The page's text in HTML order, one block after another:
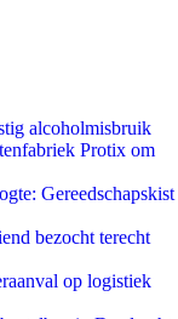
alcoholmisbruik
Protix om
Gereedschapskist
bezocht terecht
op logistiek